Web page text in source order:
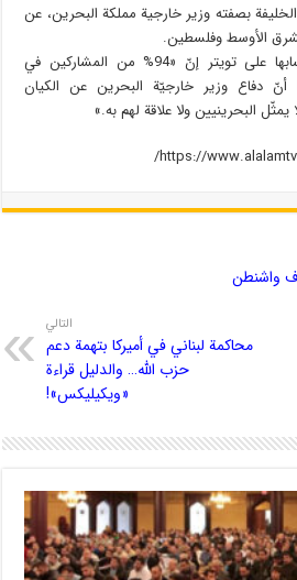
بصفته وزير خارجية مملكة البحرين، عن
الأوسط وفلسطين.
وقالت جمعيّة الوفاق عبر حسابها على تويتر إنّ «94% من المشاركين في
أنّ دفاع وزير خارجيّة البحرين عن الكيان
البحرينيين ولا علاقة لهم به.»
واشنطن
التالي
محاكمة لبناني في أميركا بتهمة دعم
حزب الله… والدليل قراءة
«ويكيليكس»!